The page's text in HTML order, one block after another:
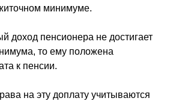
минимуме.
доход пенсионера не достигает
то ему положена
к пенсии.
на эту доплату учитываются